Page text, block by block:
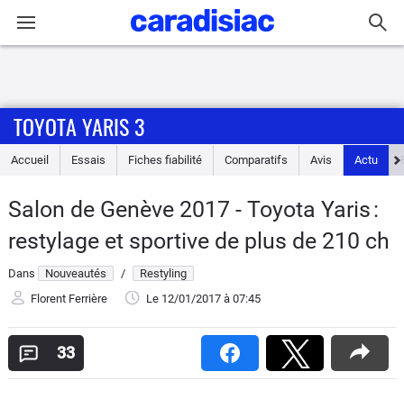
Accueil
Essais
Guide
d'achat
Electriques
Utilitaires
TOYOTA YARIS 3
Accueil Essais Fiches fiabilité Comparatifs Avis Actu
Salon de Genève 2017 - Toyota Yaris :
restylage et sportive de plus de 210 ch
Dans Nouveautés /
Restyling
Florent Ferrière
Le 12/01/2017 à 07:45
33